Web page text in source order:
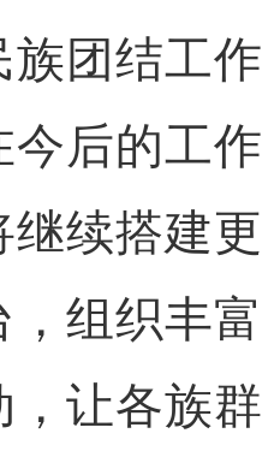
族团结工作
今后的工作
继续搭建更
组织丰富
，让各族群